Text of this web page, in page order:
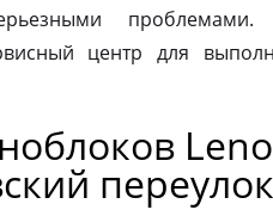
центр для
переулок